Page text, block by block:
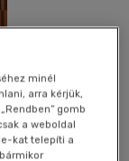
minél
arra kérjük,
gomb
a weboldal
kat telepíti a